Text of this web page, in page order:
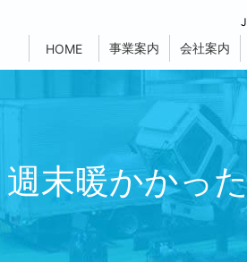
HOME 事業案内 会社案内
週末暖かかっ